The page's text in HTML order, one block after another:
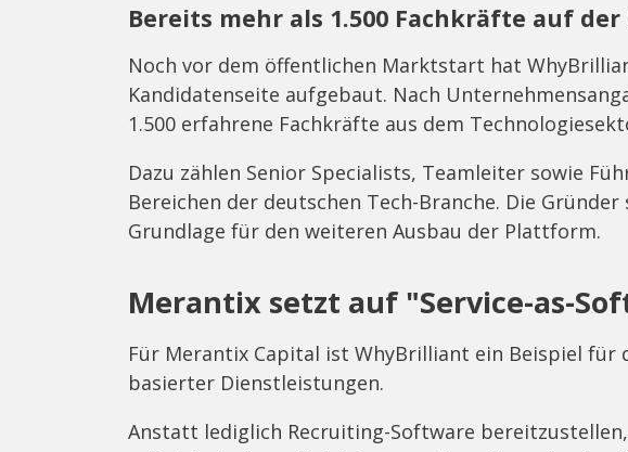
Bereits mehr als 1.500 Fachkräfte auf
Noch vor dem öffentlichen Marktstart hat
Kandidatenseite aufgebaut. Nach
1.500 erfahrene Fachkräfte aus dem
Dazu zählen Senior Specialists, Teamleiter sowie
Bereichen der deutschen Tech-Branche. Die
Grundlage für den weiteren Ausbau der Plattform.
Merantix setzt auf "Service-as-
Für Merantix Capital ist WhyBrilliant ein Beispiel für
basierter Dienstleistungen.
Anstatt lediglich Recruiting-Software